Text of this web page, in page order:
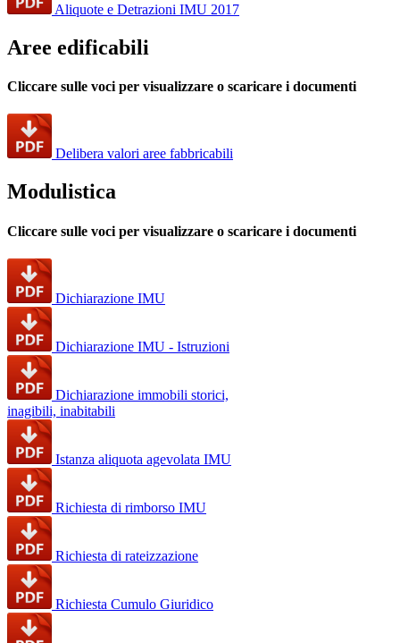
Aliquote e Detrazioni IMU 2017
Aree edificabili
Cliccare sulle voci per visualizzare o scaricare i documenti
Delibera valori aree fabbricabili
Modulistica
Cliccare sulle voci per visualizzare o scaricare i documenti
Dichiarazione IMU
Dichiarazione IMU - Istruzioni
Dichiarazione immobili storici,
inagibili, inabitabili
Istanza aliquota agevolata IMU
Richiesta di rimborso IMU
Richiesta di rateizzazione
Richiesta Cumulo Giuridico